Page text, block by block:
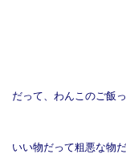
だって、わんこのご飯
いい物だって粗悪な物